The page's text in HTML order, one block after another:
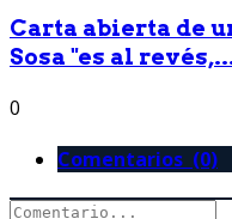
Carta abierta de
Sosa "es al
0
Comentarios (0)